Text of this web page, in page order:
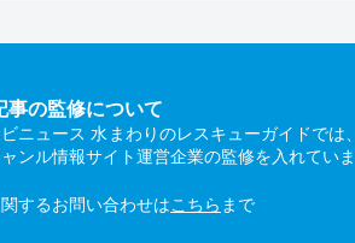
事の監修について
ニュース 水まわりのレスキューガイドで
ンル情報サイト運営企業の監修を入れていま
するお問い合わせはこちら まで